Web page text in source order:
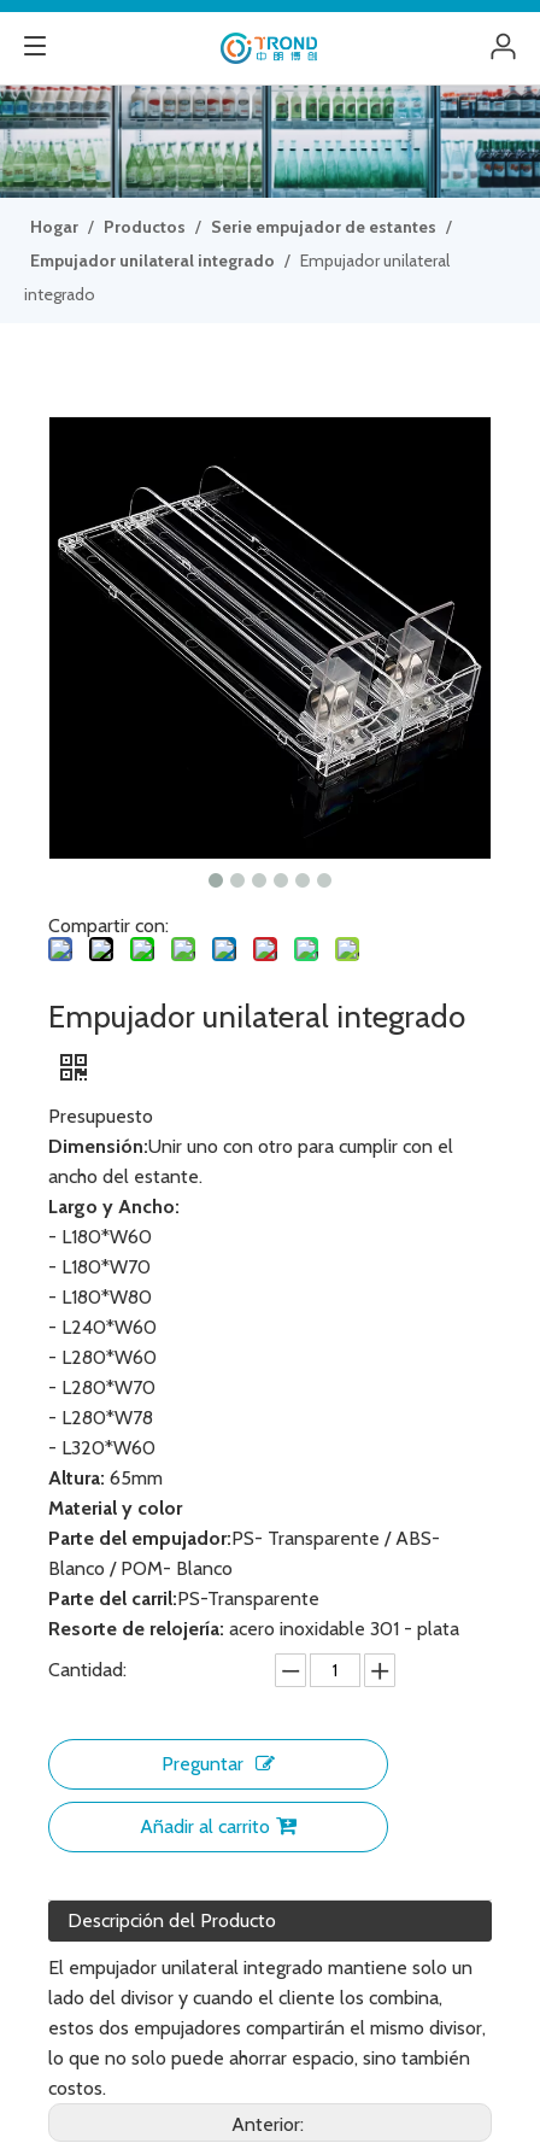
Hogar / Productos / Serie empujador de estantes /
Empujador unilateral integrado / Empujador unilateral
integrado
Compartir con:
Empujador unilateral integrado
Presupuesto
Dimensión:Unir uno con otro para cumplir con el
ancho del estante.
Largo y Ancho:
- L180*W60
- L180*W70
- L180*W80
- L240*W60
- L280*W60
- L280*W70
- L280*W78
- L320*W60
Altura: 65mm
Material y color
Parte del empujador:PS- Transparente / ABS-
Blanco / POM- Blanco
Parte del carril:PS-Transparente
Resorte de relojería: acero inoxidable 301 - plata
Cantidad:
Preguntar
Añadir al carrito
Descripción del Producto
El empujador unilateral integrado mantiene solo un
lado del divisor y cuando el cliente los combina,
estos dos empujadores compartirán el mismo divisor,
lo que no solo puede ahorrar espacio, sino también
costos.
Anterior: